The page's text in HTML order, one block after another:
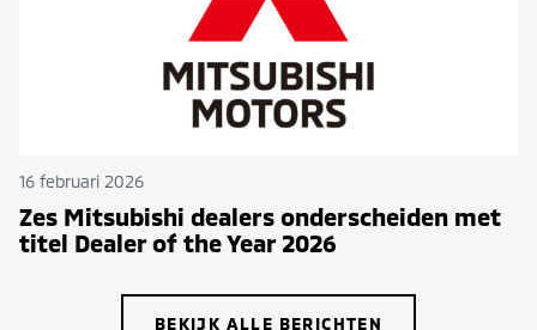
16 februari 2026
Zes Mitsubishi dealers onderscheiden met
titel Dealer of the Year 2026
BEKIJK ALLE BERICHTEN